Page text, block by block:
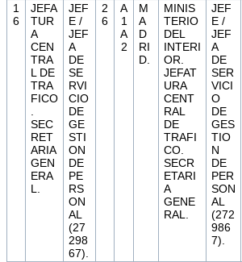
1
6
JEFA
TUR
A
CEN
TRA
L DE
TRA
FICO
SEC
RET
ARIA
GEN
ERA
L.
JEF
E /
JEF
A
DE
SE
RVI
CIO
DE
GE
STI
ON
DE
PE
RS
ON
AL
(27
298
67).
2
6
A
1
A
2
M
A
D
RI
D.
MINIS
TERIO
DEL
INTERI
OR.
JEFAT
URA
CENT
RAL
DE
TRAFI
CO.
SECR
ETARI
A
GENE
RAL.
JEF
E /
JEF
A
DE
SER
VICI
O
DE
GES
TIO
N
DE
PER
SON
AL
(272
986
7).